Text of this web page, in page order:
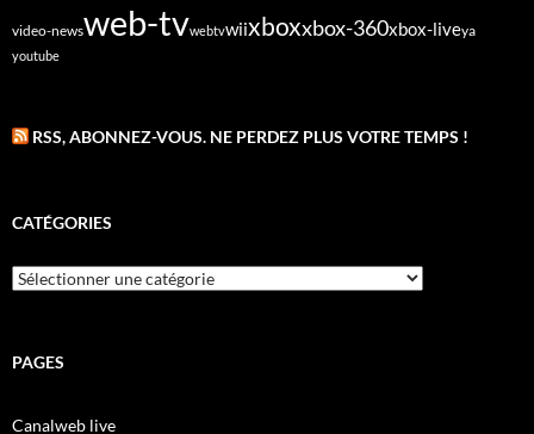
video-newsweb-tvwebtvwiixboxxbox-360xbox-liveya
youtube
RSS, ABONNEZ-VOUS. NE PERDEZ PLUS VOTRE TEMPS !
CATÉGORIES
Catégories
PAGES
Canalweb live